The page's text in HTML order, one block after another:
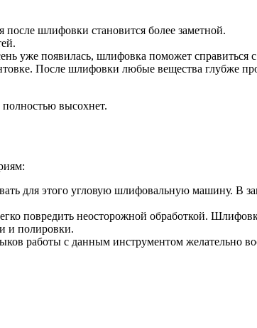
после шлифовки становится более заметной.
уже появилась, шлифовка поможет справиться
После шлифовки любые вещества глубже
высохнет.
для этого угловую шлифовальную машину. В
повредить неосторожной обработкой.
и полировки.
работы с данным инструментом желательно